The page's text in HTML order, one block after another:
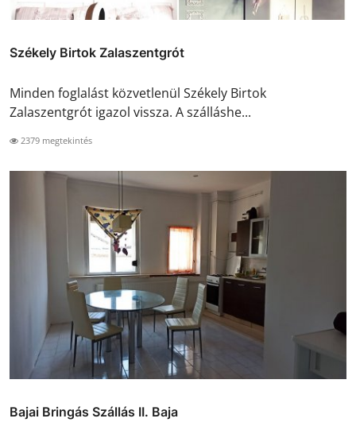
Székely Birtok Zalaszentgrót
Minden foglalást közvetlenül Székely Birtok
Zalaszentgrót igazol vissza. A szálláshe...
2379 megtekintés
Bajai Bringás Szállás II. Baja